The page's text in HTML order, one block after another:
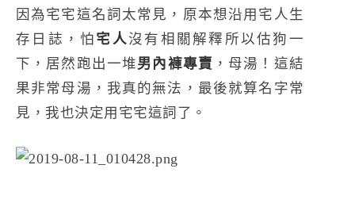
因為宅宅這名詞太常見，原本想沿用宅人生
存日誌，怕 宅人沒有相關解釋所以估狗一
下，居然跑出一堆男內褲專賣 ，母湯！這結
果非常母湯，我真的無法，最後就算名字常
見，我也決定用宅宅這詞了。